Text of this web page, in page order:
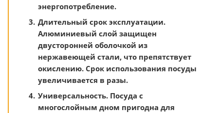
энергопотребление.
Длительный срок эксплуатации.
Алюминиевый слой защищен
двусторонней оболочкой из
нержавеющей стали, что препятствует
окислению. Срок использования посуды
увеличивается в разы.
Универсальность. Посуда с
многослойным дном пригодна для